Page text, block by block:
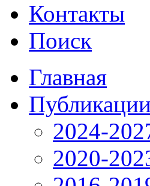
Контакты
Поиск
Главная
Публикации
2024-
2020-